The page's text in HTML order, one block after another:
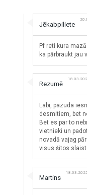
Jēkabpiliete
Pf reti kura
ka pārbraukt jau
Rezumē
Labi, pazuda
desmitiem, bet
Bet es par to
vietnieki un
novadā vajag
visus šitos
Martins